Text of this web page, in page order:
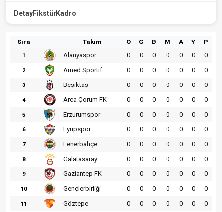
DetayFikstür Kadro
Sıra Takım O G B M A Y P
1 Alanyaspor 0 0 0 0 0 0 0
2 Amed Sportif 0 0 0 0 0 0 0
3 Beşiktaş 0 0 0 0 0 0 0
4 Arca Çorum FK 0 0 0 0 0 0 0
5 Erzurumspor 0 0 0 0 0 0 0
6 Eyüpspor 0 0 0 0 0 0 0
7 Fenerbahçe 0 0 0 0 0 0 0
8 Galatasaray 0 0 0 0 0 0 0
9 Gaziantep FK 0 0 0 0 0 0 0
10 Gençlerbirliği 0 0 0 0 0 0 0
11 Göztepe 0 0 0 0 0 0 0